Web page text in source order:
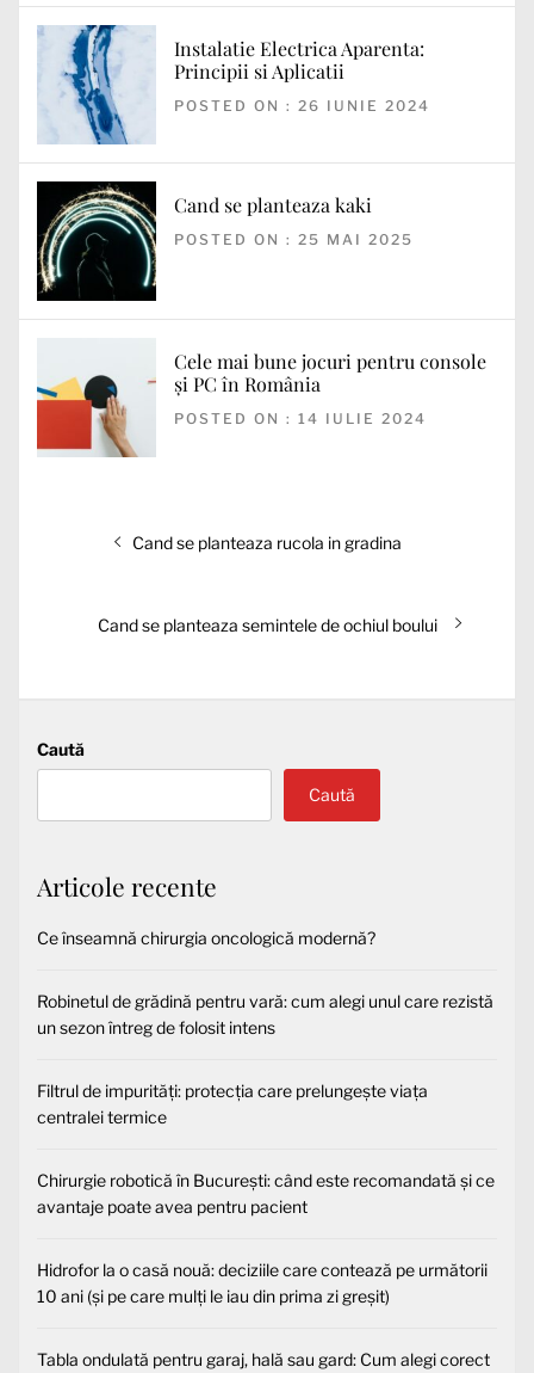
Instalatie Electrica Aparenta:
Principii si Aplicatii
POSTED ON : 26 IUNIE 2024
Cand se planteaza kaki
POSTED ON : 25 MAI 2025
Cele mai bune jocuri pentru console
și PC în România
POSTED ON : 14 IULIE 2024
Articolul
Cand se planteaza rucola in gradina
Articolul
Cand se planteaza semintele de ochiul boului
Caută
Caută
Articole recente
Ce înseamnă chirurgia oncologică modernă?
Robinetul de grădină pentru vară: cum alegi unul care rezistă
un sezon întreg de folosit intens
Filtrul de impurități: protecția care prelungește viața
centralei termice
Chirurgie robotică în București: când este recomandată și ce
avantaje poate avea pentru pacient
Hidrofor la o casă nouă: deciziile care contează pe următorii
10 ani (și pe care mulți le iau din prima zi greșit)
Tabla ondulată pentru garaj, hală sau gard: Cum alegi corect